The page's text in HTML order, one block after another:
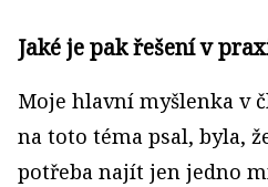
Jaké je pak řešení v
Moje hlavní myšlenka v
na toto téma psal, byla,
potřeba najít jen jedno